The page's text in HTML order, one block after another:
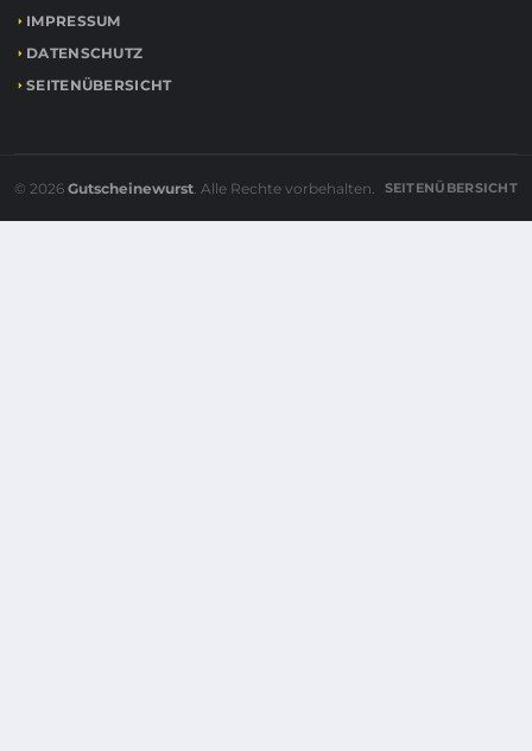
IMPRESSUM
DATENSCHUTZ
SEITENÜBERSICHT
© 2026 Gutscheinewurst. Alle Rechte vorbehalten. SEITENÜBERSICHT